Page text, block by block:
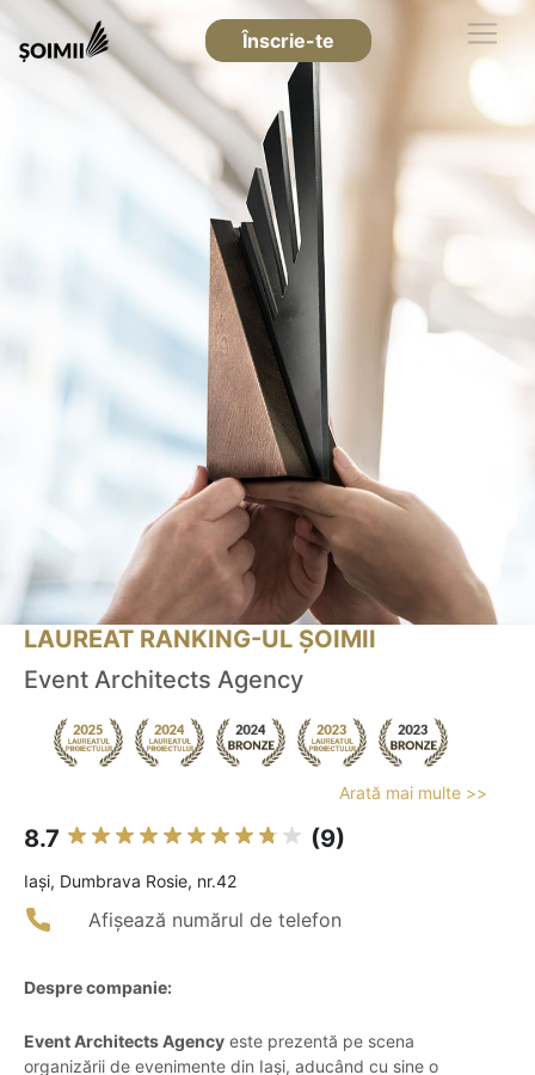
Înscrie-te
LAUREAT RANKING-UL ȘOIMII
Event Architects Agency
Arată mai multe >>
8.7 (9)
Iaşi, Dumbrava Rosie, nr.42
Afișează numărul de telefon
Despre companie:
Event Architects Agency este prezentă pe scena
organizării de evenimente din Iași, aducând cu sine o